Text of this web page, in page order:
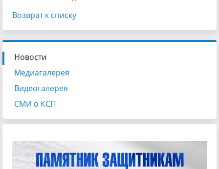
Возврат к списку
Новости
Медиагалерея
Видеогалерея
СМИ о КСП